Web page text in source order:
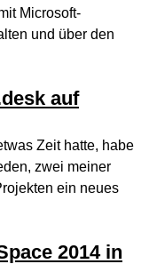
Microsoft-
und über den
auf
Zeit hatte, habe
zwei meiner
ein neues
2014 in